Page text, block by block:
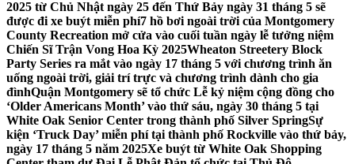
2025 từ Chủ Nhật ngày 25 đến Thứ Bảy ngày 31 tháng 5 sẽ
được đi xe buýt miễn phí7 hồ bơi ngoài trời của Montgomery
County Recreation mở cửa vào cuối tuần ngày lễ tưởng niệm
Chiến Sĩ Trận Vong Hoa Kỳ 2025Wheaton Streetery Block
Party Series ra mắt vào ngày 17 tháng 5 với chương trình ăn
uống ngoài trời, giải trí trực và chương trình dành cho gia
đìnhQuận Montgomery sẽ tổ chức Lễ kỷ niệm cộng đồng cho
‘Older Americans Month’ vào thứ sáu, ngày 30 tháng 5 tại
White Oak Senior Center trong thành phố Silver SpringSự
kiện ‘Truck Day’ miễn phí tại thành phố Rockville vào thứ bảy,
ngày 17 tháng 5 năm 2025Xe buýt từ White Oak Shopping